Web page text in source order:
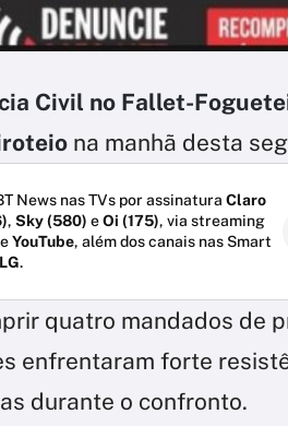
Civil no Fallet-
na manhã desta
News nas TVs por assinatura Claro
, Sky (580) eOi (175), via streaming
eYouTube, além dos canais nas Smart
LG.
quatro mandados de
enfrentaram forte
durante o confronto.